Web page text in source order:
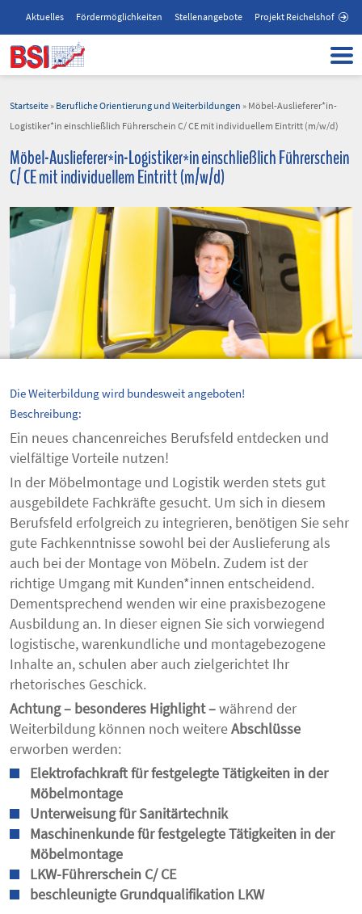
Aktuelles Fördermöglichkeiten Stellenangebote Projekt Reichelshof
Startseite » Berufliche Orientierung und Weiterbildungen » Möbel-Auslieferer*in-
Logistiker*in einschließlich Führerschein C/ CE mit individuellem Eintritt (m/w/d)
Möbel-Auslieferer*in-Logistiker*in einschließlich Führerschein
C/ CE mit individuellem Eintritt (m/w/d)
Die Weiterbildung wird bundesweit angeboten!
Beschreibung:
Ein neues chancenreiches Berufsfeld entdecken und
vielfältige Vorteile nutzen!
In der Möbelmontage und Logistik werden stets gut
ausgebildete Fachkräfte gesucht. Um sich in diesem
Berufsfeld erfolgreich zu integrieren, benötigen Sie sehr
gute Fachkenntnisse sowohl bei der Auslieferung als
auch bei der Montage von Möbeln. Zudem ist der
richtige Umgang mit Kunden*innen entscheidend.
Dementsprechend wenden wir eine praxisbezogene
Ausbildung an. In dieser eignen Sie sich vorwiegend
logistische, warenkundliche und montagebezogene
Inhalte an, schulen aber auch zielgerichtet Ihr
rhetorisches Geschick.
Achtung – besonderes Highlight –während der
Weiterbildung können noch weitereAbschlüsse
erworben werden:
Elektrofachkraft für festgelegte Tätigkeiten in der
Möbelmontage
Unterweisung für Sanitärtechnik
Maschinenkunde für festgelegte Tätigkeiten in der
Möbelmontage
LKW-Führerschein C/ CE
beschleunigte Grundqualifikation LKW